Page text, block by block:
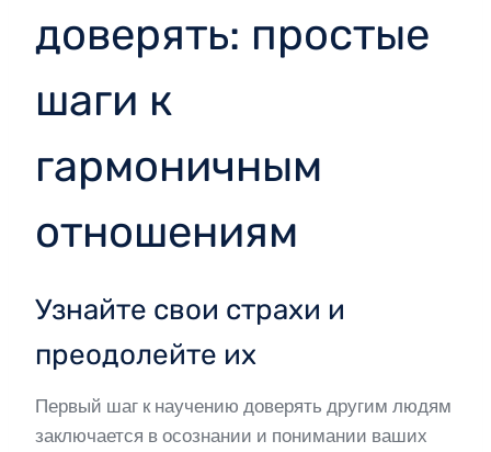
доверять: простые
шаги к
гармоничным
отношениям
Узнайте свои страхи и
преодолейте их
Первый шаг к научению доверять другим людям
заключается в осознании и понимании ваших